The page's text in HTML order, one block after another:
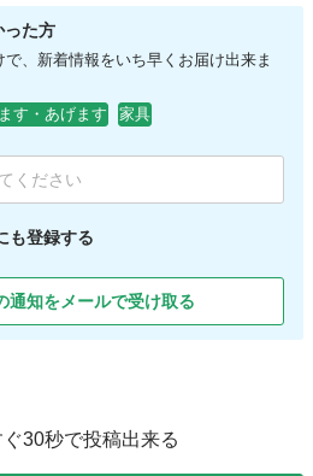
った方
、新着情報をいち早くお届け出来ま
す・あげます 家具
も登録する
通知をメールで受け取る
30秒で投稿出来る